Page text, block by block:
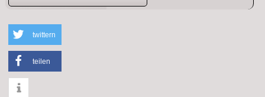
twittern
teilen